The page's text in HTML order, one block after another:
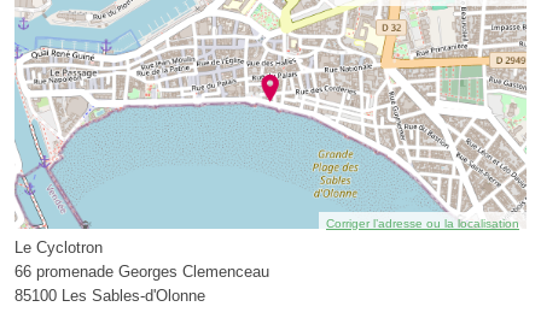
Corriger l’adresse ou la localisation
Le Cyclotron
66 promenade Georges Clemenceau
85100 Les Sables-d'Olonne